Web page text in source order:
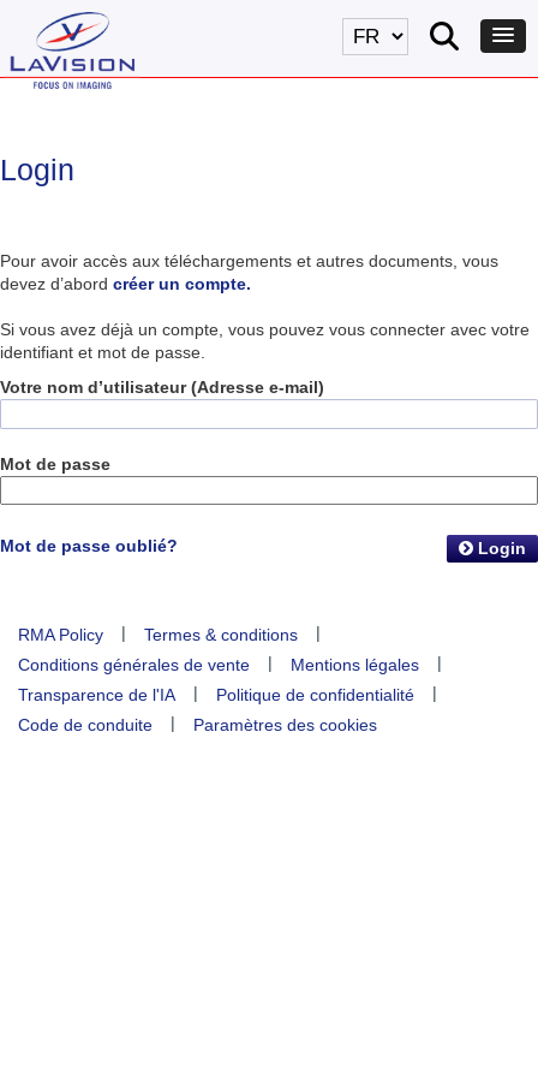
Login
Pour avoir accès aux téléchargements et autres documents, vous
devez d’abord créer un compte.
Si vous avez déjà un compte, vous pouvez vous connecter avec votre
identifiant et mot de passe.
Votre nom d’utilisateur (Adresse e-mail)
Mot de passe
Mot de passe oublié? Login
RMA Policy | Termes & conditions
|
Conditions générales de vente
| Mentions légales
|
Transparence de l'IA
| Politique de confidentialité
|
Code de conduite
| Paramètres des cookies